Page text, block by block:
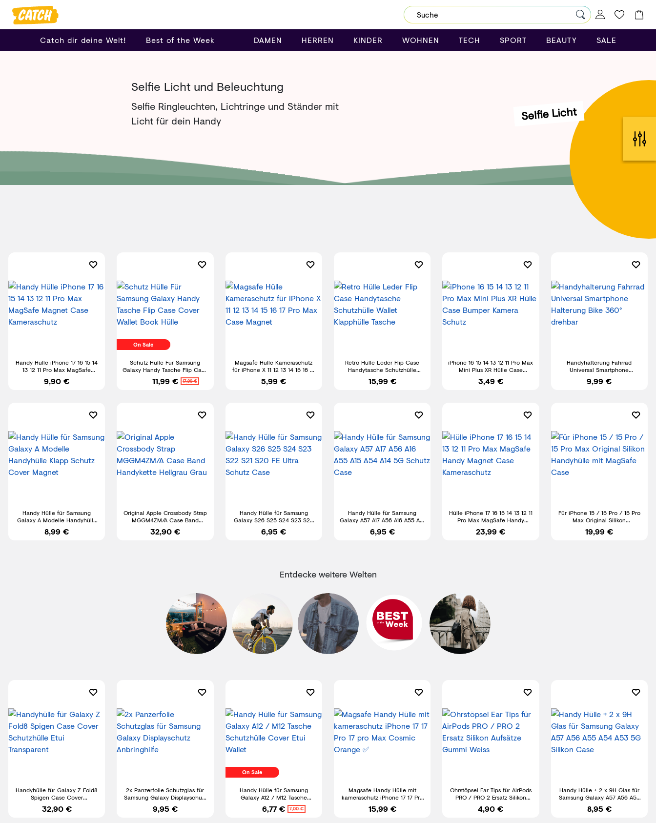
Catch dir deine Welt! Best of the Week DAMEN HERREN KINDER WOHNEN TECH SPORT BEAUTY SALE
Selfie Licht und Beleuchtung
Selfie Ringleuchten, Lichtringe und Ständer mit
Licht für dein Handy
Selfie Licht
Handy Hülle iPhone 17 16 15 14
13 12 11 Pro Max MagSafe
Magnet Case Kameraschutz
9,90 €
On Sale
Schutz Hülle Für Samsung
Galaxy Handy Tasche Flip Case
Cover Wallet Book Hülle
11,99 € 17,99 €
Magsafe Hülle Kameraschutz
für iPhone X 11 12 13 14 15 16 17
Pro Max Case Magnet
5,99 €
Retro Hülle Leder Flip Case
Handytasche Schutzhülle
Wallet Klapphülle Tasche
15,99 €
iPhone 16 15 14 13 12 11 Pro Max
Mini Plus XR Hülle Case
Bumper Kamera Schutz
3,49 €
Handyhalterung Fahrrad
Universal Smartphone
Halterung Bike 360° drehbar
9,99 €
Handy Hülle für Samsung
Galaxy A Modelle Handyhülle
Klapp Schutz Cover Magnet
8,99 €
Original Apple Crossbody Strap
MGGM4ZM/A Case Band
Handykette Hellgrau Grau
32,90 €
Handy Hülle für Samsung
Galaxy S26 S25 S24 S23 S22
S21 S20 FE Ultra Schutz Case
6,95 €
Handy Hülle für Samsung
Galaxy A57 A17 A56 A16 A55 A15
A54 A14 5G Schutz Case
6,95 €
Hülle iPhone 17 16 15 14 13 12 11
Pro Max MagSafe Handy
Magnet Case Kameraschutz
23,99 €
Für iPhone 15 / 15 Pro / 15 Pro
Max Original Silikon
Handyhülle mit MagSafe Case
19,99 €
Entdecke weitere Welten
Handyhülle für Galaxy Z Fold8
Spigen Case Cover
Schutzhülle Etui Transparent
32,90 €
2x Panzerfolie Schutzglas für
Samsung Galaxy Displayschutz
Anbringhilfe
9,95 €
On Sale
Handy Hülle für Samsung
Galaxy A12 / M12 Tasche
Schutzhülle Cover Etui Wallet
6,77 € 7,00 €
Magsafe Handy Hülle mit
kameraschutz iPhone 17 17 Pro
17 pro Max Cosmic Orange ✅
15,99 €
Ohrstöpsel Ear Tips für AirPods
PRO / PRO 2 Ersatz Silikon
Aufsätze Gummi Weiss
4,90 €
Handy Hülle + 2 x 9H Glas für
Samsung Galaxy A57 A56 A55
A54 A53 5G Silikon Case
8,95 €